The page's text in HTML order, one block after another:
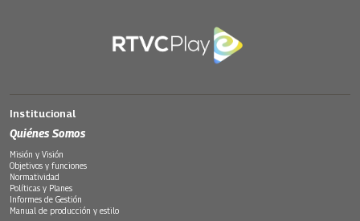
Institucional
Quiénes Somos
Misión y Visión
Objetivos y funciones
Normatividad
Políticas y Planes
Informes de Gestión
Manual de producción y estilo